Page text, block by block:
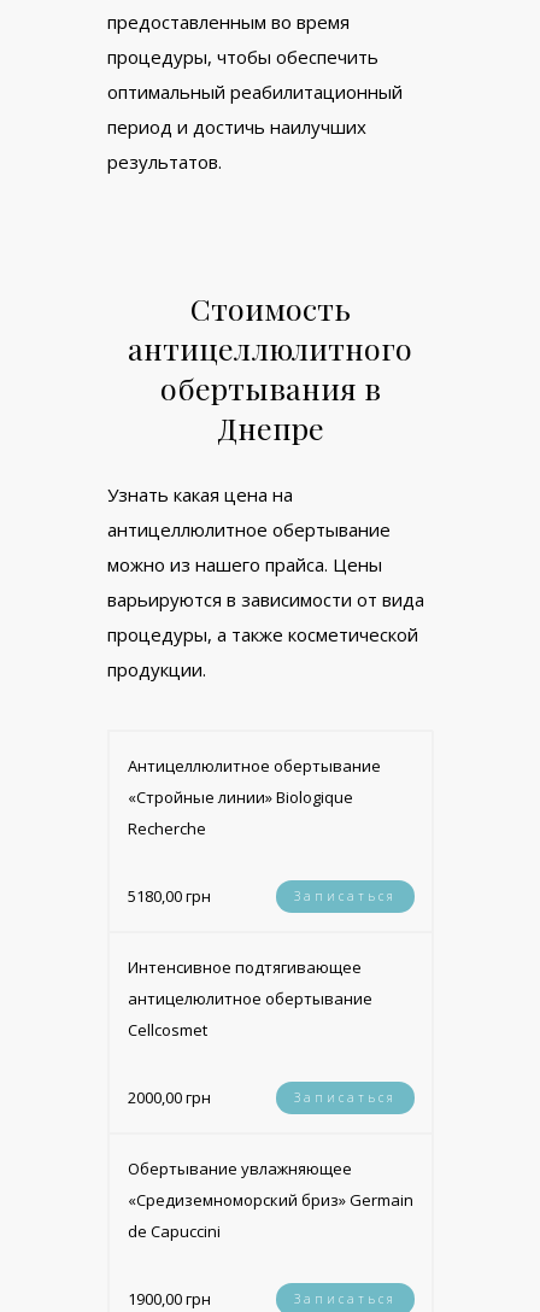
предоставленным во время
процедуры, чтобы обеспечить
оптимальный реабилитационный
период и достичь наилучших
результатов.
Стоимость
антицеллюлитного
обертывания в
Днепре
Узнать какая цена на
антицеллюлитное обертывание
можно из нашего прайса. Цены
варьируются в зависимости от вида
процедуры, а также косметической
продукции.
Антицеллюлитное обертывание
«Стройные линии» Biologique
Recherche
5180,00 грн Записаться
Интенсивное подтягивающее
антицелюлитное обертывание
Cellcosmet
2000,00 грн Записаться
Обертывание увлажняющее
«Средиземноморский бриз» Germain
de Capuccini
1900,00 грн Записаться